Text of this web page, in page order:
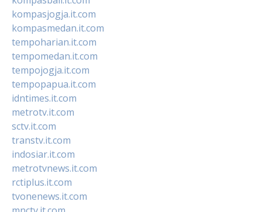
kompasjogja.it.com
kompasmedan.it.com
tempoharian.it.com
tempomedan.it.com
tempojogja.it.com
tempopapua.it.com
idntimes.it.com
metrotv.it.com
sctv.it.com
transtv.it.com
indosiar.it.com
metrotvnews.it.com
rctiplus.it.com
tvonenews.it.com